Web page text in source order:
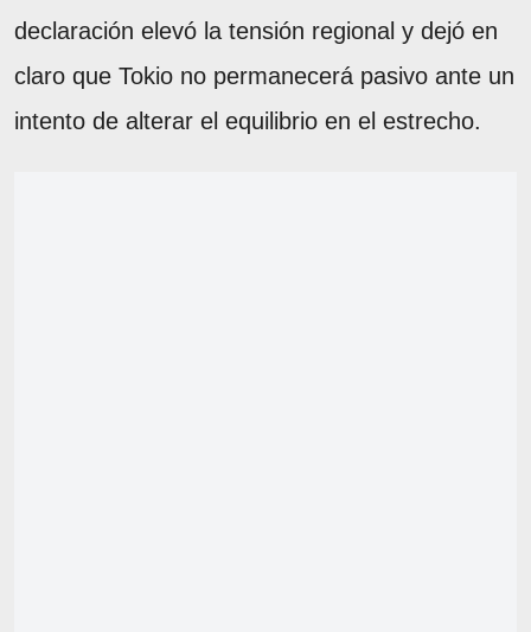
declaración elevó la tensión regional y dejó en
claro que Tokio no permanecerá pasivo ante un
intento de alterar el equilibrio en el estrecho.